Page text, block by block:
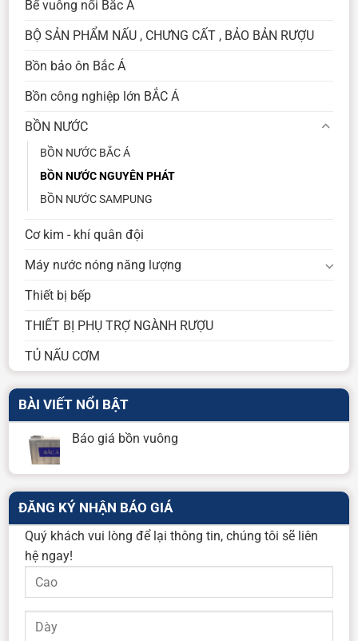
Bể vuông nổi Bắc Á
BỘ SẢN PHẨM NẤU , CHƯNG CẤT , BẢO BẢN RƯỢU
Bồn bảo ôn Bắc Á
Bồn công nghiệp lớn BẮC Á
BỒN NƯỚC
BỒN NƯỚC BẮC Á
BỒN NƯỚC NGUYÊN PHÁT
BỒN NƯỚC SAMPUNG
Cơ kim - khí quân đội
Máy nước nóng năng lượng
Thiết bị bếp
THIẾT BỊ PHỤ TRỢ NGÀNH RƯỢU
TỦ NẤU CƠM
BÀI VIẾT NỔI BẬT
Báo giá bồn vuông
ĐĂNG KÝ NHẬN BÁO GIÁ
Quý khách vui lòng để lại thông tin, chúng tôi sẽ liên
hệ ngay!